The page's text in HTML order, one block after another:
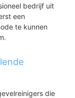
bedrijf uit
een
te kunnen
die